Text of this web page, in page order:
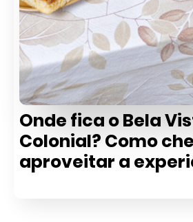
Onde fica o Bela
Colonial? Como
aproveitar a